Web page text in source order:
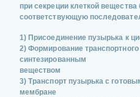
при секреции клеткой
соответствующую
1) Присоединение пузырька к
2) Формирование
синтезированным
веществом
3) Транспорт пузырька с
мембране